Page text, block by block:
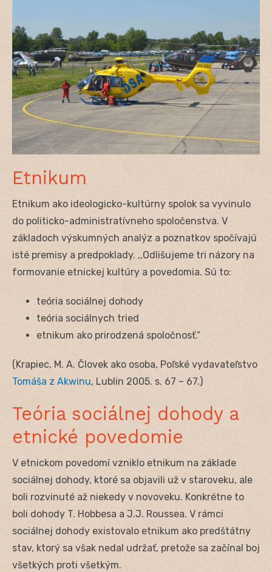
Etnikum
Etnikum ako ideologicko-kultúrny spolok sa vyvinulo
do politicko-administratívneho spoločenstva. V
základoch výskumných analýz a poznatkov spočívajú
isté premisy a predpoklady. ,,Odlišujeme tri názory na
formovanie etnickej kultúry a povedomia. Sú to:
teória sociálnej dohody
teória sociálnych tried
etnikum ako prirodzená spoločnosť.“
(Krapiec, M. A. Človek ako osoba, Poľské vydavateľstvo
Tomáša z Akwinu, Lublin 2005. s. 67 – 67.)
Teória sociálnej dohody a
etnické povedomie
V etnickom povedomí vzniklo etnikum na základe
sociálnej dohody, ktoré sa objavili už v staroveku, ale
boli rozvinuté až niekedy v novoveku. Konkrétne to
boli dohody T. Hobbesa a J.J. Roussea. V rámci
sociálnej dohody existovalo etnikum ako predštátny
stav, ktorý sa však nedal udržať, pretože sa začínal boj
všetkých proti všetkým.